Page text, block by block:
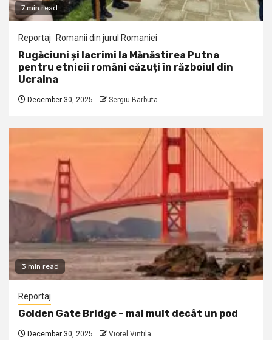
7 min read
Reportaj Romanii din jurul Romaniei
Rugăciuni și lacrimi la Mănăstirea Putna
pentru etnicii români căzuți în războiul din
Ucraina
December 30, 2025 Sergiu Barbuta
3 min read
Reportaj
Golden Gate Bridge – mai mult decât un pod
December 30, 2025 Viorel Vintila